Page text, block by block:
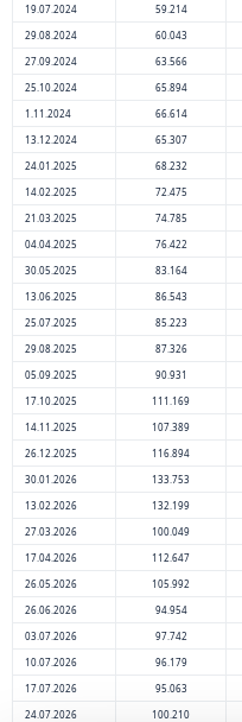
19.07.2024
59.214
29.08.2024
60.043
27.09.2024
63.566
25.10.2024
65.894
1.11.2024
66.614
13.12.2024
65.307
24.01.2025
68.232
14.02.2025
72.475
21.03.2025
74.785
04.04.2025
76.422
30.05.2025
83.164
13.06.2025
86.543
25.07.2025
85.223
29.08.2025
87.326
05.09.2025
90.931
17.10.2025
111.169
14.11.2025
107.389
26.12.2025
116.894
30.01.2026
133.753
13.02.2026
132.199
27.03.2026
100.049
17.04.2026
112.647
26.05.2026
105.992
26.06.2026
94.954
03.07.2026
97.742
10.07.2026
96.179
17.07.2026
95.063
24.07.2026
100.210